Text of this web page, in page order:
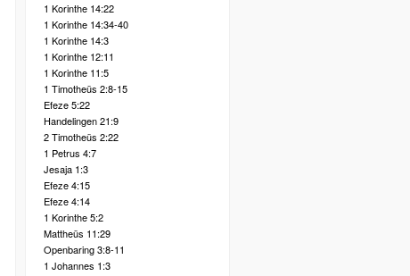
1 Korinthe 14:22
1 Korinthe 14:34-40
1 Korinthe 14:3
1 Korinthe 12:11
1 Korinthe 11:5
1 Timotheüs 2:8-15
Efeze 5:22
Handelingen 21:9
2 Timotheüs 2:22
1 Petrus 4:7
Jesaja 1:3
Efeze 4:15
Efeze 4:14
1 Korinthe 5:2
Mattheüs 11:29
Openbaring 3:8-11
1 Johannes 1:3